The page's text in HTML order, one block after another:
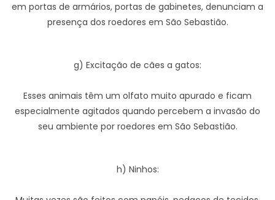
em portas de armários, portas de gabinetes, denunciam a
presença dos roedores em São Sebastião.
g) Excitação de cães a gatos:
Esses animais têm um olfato muito apurado e ficam
especialmente agitados quando percebem a invasão do
seu ambiente por roedores em São Sebastião.
h) Ninhos: